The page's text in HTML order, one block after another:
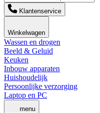
Klantenservice
Winkelwagen
Wassen en drogen
Beeld & Geluid
Keuken
Inbouw apparaten
Huishoudelijk
Persoonlijke verzorging
Laptop en PC
menu